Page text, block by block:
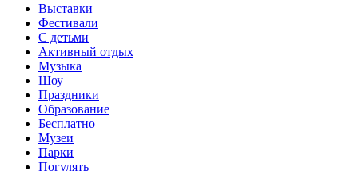
Выставки
Фестивали
С детьми
Активный отдых
Музыка
Шоу
Праздники
Образование
Бесплатно
Музеи
Парки
Погулять